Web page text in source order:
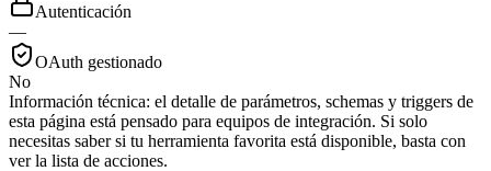
Autenticación
—
OAuth gestionado
No
Información técnica: el detalle de parámetros, schemas y triggers de
esta página está pensado para equipos de integración. Si solo
necesitas saber si tu herramienta favorita está disponible, basta con
ver la lista de acciones.